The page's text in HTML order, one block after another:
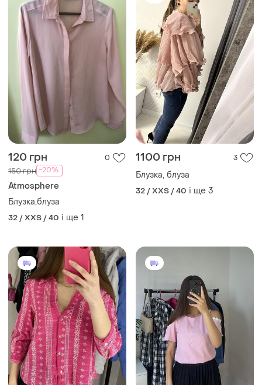
120 грн 0
150 грн -20%
Atmosphere
Блузка,блуза
32 / XXS / 40 і ще 1
1100 грн 3
Блузка, блуза
32 / XXS / 40 і ще 3